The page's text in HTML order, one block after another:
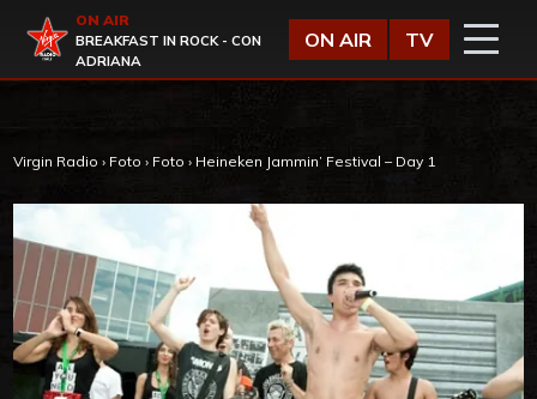
Virgin Radio
ON AIR
BREAKFAST IN ROCK - CON
ADRIANA
ON AIR TV
Virgin Radio › Foto › Foto › Heineken Jammin’ Festival – Day 1